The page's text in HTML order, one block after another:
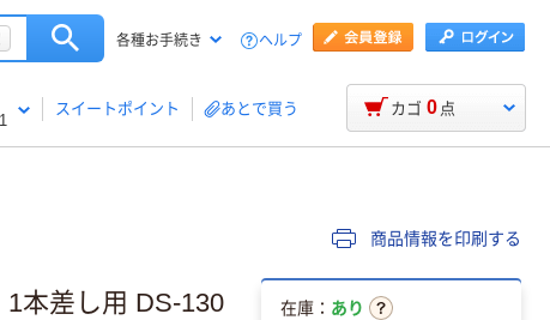
各種お手続き ヘルプ
スイートポイント あとで買う カゴ 0 点
商品情報を印刷する
本差し用 DS-130
在庫： あり